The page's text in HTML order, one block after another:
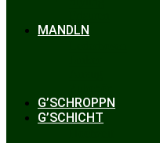
MANDLN
G’SCHROPPN
G’SCHICHT